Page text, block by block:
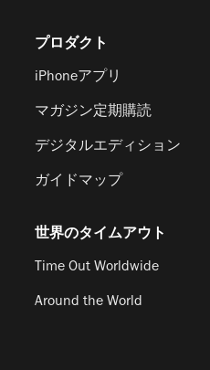
プロダクト
iPhoneアプリ
マガジン定期購読
デジタルエディション
ガイドマップ
世界のタイムアウト
Time Out Worldwide
Around the World